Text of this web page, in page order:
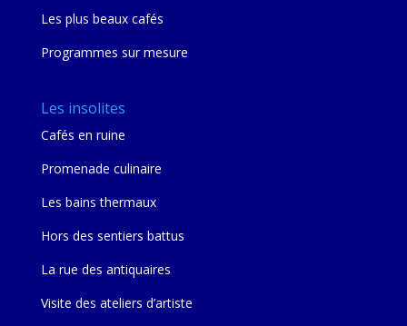
Les plus beaux cafés
Programmes sur mesure
Les insolites
Cafés en ruine
Promenade culinaire
Les bains thermaux
Hors des sentiers battus
La rue des antiquaires
Visite des ateliers d’artiste